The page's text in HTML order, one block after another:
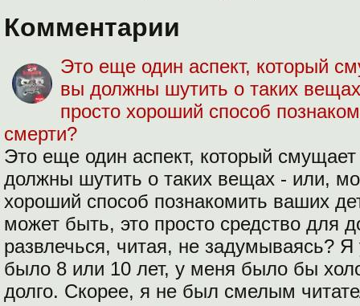
Комментарии
Это еще один аспект, который
вы должны шутить о таких
просто хороший способ
смерти?
Это еще один аспект, который
должны шутить о таких вещах - или,
хороший способ познакомить ваших
может быть, это просто средство для
развлечься, читая, не задумываясь?
было 8 или 10 лет, у меня было бы
долго. Скорее, я не был смелым